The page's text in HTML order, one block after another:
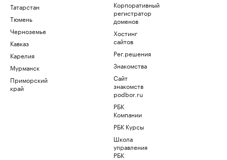
Татарстан
Тюмень
Черноземье
Кавказ
Карелия
Мурманск
Приморский
край
Корпоративный
регистратор
доменов
Хостинг
сайтов
Рег.решения
Знакомства
Сайт
знакомств
podbor.ru
РБК
Компании
РБК Курсы
Школа
управления
РБК